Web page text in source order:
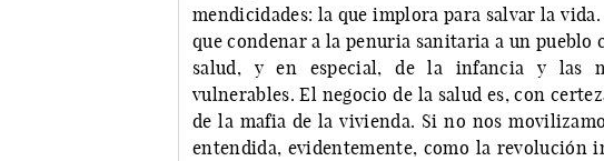
mendicidades: la que implora para salvar la
que condenar a la penuria sanitaria a un
salud, y en especial, de la infancia y las
vulnerables. El negocio de la salud es, con
de la mafia de la vivienda. Si no nos
entendida, evidentemente, como la revolución